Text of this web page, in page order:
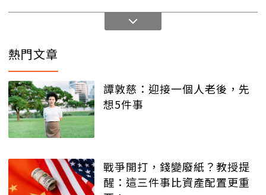
熱門文章
譚敦慈：迎接一個人老後，先
想5件事
戰爭開打，錢變廢紙？教授提
醒：這三件事比資產配置更重